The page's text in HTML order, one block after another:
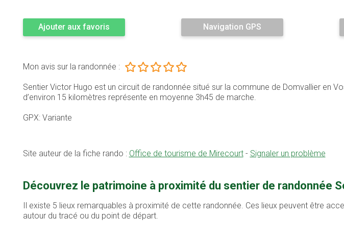
Ajouter aux favoris Navigation GPS
Mon avis sur la randonnée :
Sentier Victor Hugo est un circuit de randonnée situé sur la commune de Domvallier en
d’environ 15 kilomètres représente en moyenne 3h45 de marche.
GPX: Variante
Site auteur de la fiche rando : Office de tourisme de Mirecourt- Signaler un problème
Découvrez le patrimoine à proximité du sentier de randonnée
Il existe 5 lieux remarquables à proximité de cette randonnée. Ces lieux peuvent être
autour du tracé ou du point de départ.